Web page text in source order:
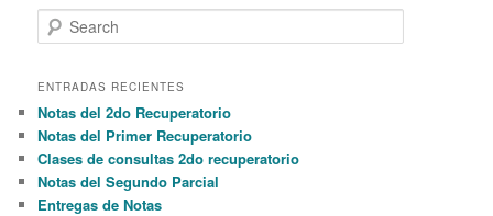
e
r
h
ENTRADAS RECIENTES
Notas del 2do Recuperatorio
Notas del Primer Recuperatorio
Clases de consultas 2do recuperatorio
Notas del Segundo Parcial
Entregas de Notas